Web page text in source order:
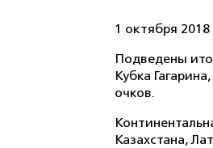
1 октября 2018
Подведены
Кубка
очков.
Казахстана,